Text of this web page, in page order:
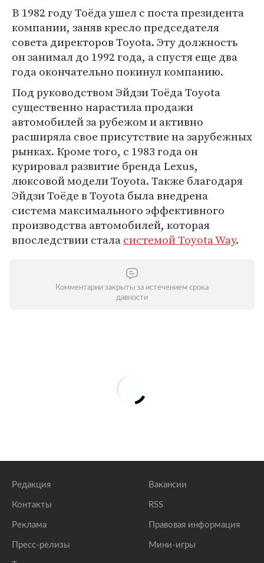
В 1982 году Тоёда ушел с поста президента
компании, заняв кресло председателя
совета директоров Toyota. Эту должность
он занимал до 1992 года, а спустя еще два
года окончательно покинул компанию.
Под руководством Эйдзи Тоёда Toyota
существенно нарастила продажи
автомобилей за рубежом и активно
расширяла свое присутствие на зарубежных
рынках. Кроме того, с 1983 года он
курировал развитие бренда Lexus,
люксовой модели Toyota. Также благодаря
Эйдзи Тоёде в Toyota была внедрена
система максимального эффективного
производства автомобилей, которая
впоследствии сталасистемой Toyota Way.
Комментарии закрыты за истечением срока
давности
Редакция
Контакты
Реклама
Пресс-релизы
Вакансии
RSS
Правовая информация
Мини-игры